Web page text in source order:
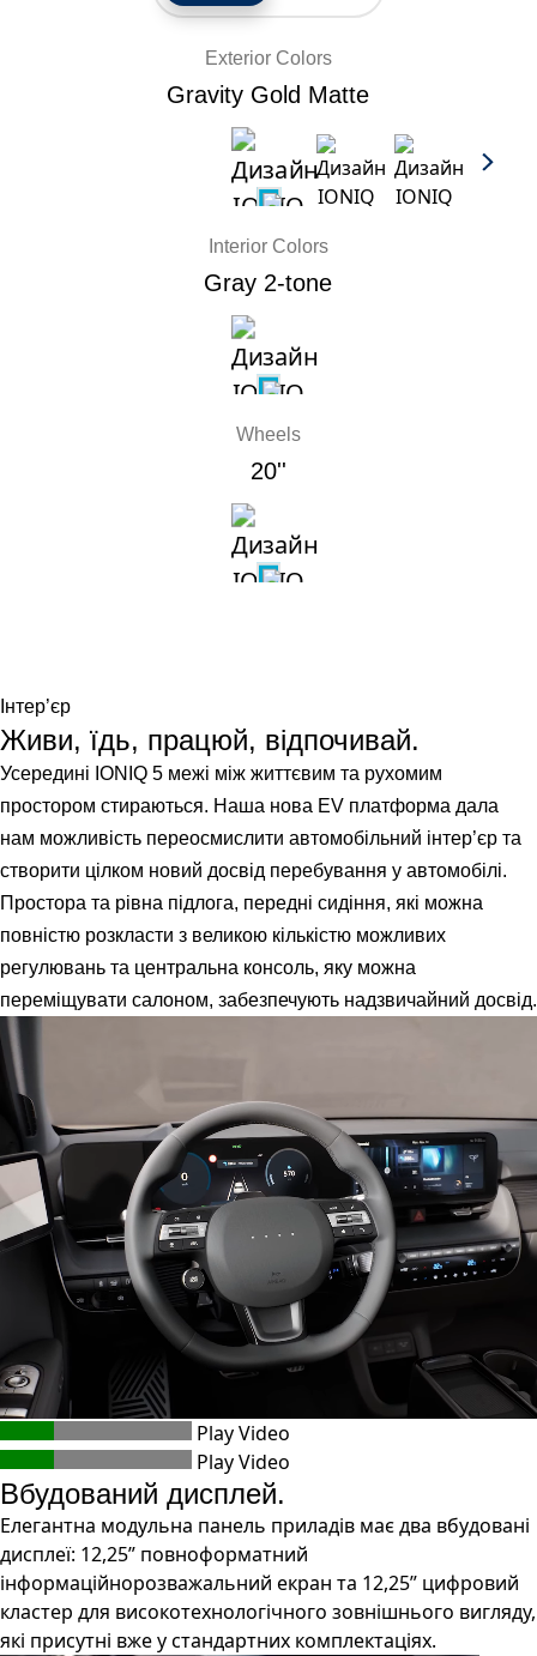
Exterior Colors
Gravity Gold Matte
Interior Colors
Gray 2-tone
Wheels
20''
Інтер’єр
Живи, їдь, працюй, відпочивай.
Усередині IONIQ 5 межі між життєвим та рухомим
простором стираються. Наша нова EV платформа дала
нам можливість переосмислити автомобільний інтер’єр та
створити цілком новий досвід перебування у автомобілі.
Простора та рівна підлога, передні сидіння, які можна
повністю розкласти з великою кількістю можливих
регулювань та центральна консоль, яку можна
переміщувати салоном, забезпечують надзвичайний досвід.
Play Video
Play Video
Вбудований дисплей.
Елегантна модульна панель приладів має два вбудовані
дисплеї: 12,25” повноформатний
інформаційнорозважальний екран та 12,25” цифровий
кластер для високотехнологічного зовнішнього вигляду,
які присутні вже у стандартних комплектаціях.